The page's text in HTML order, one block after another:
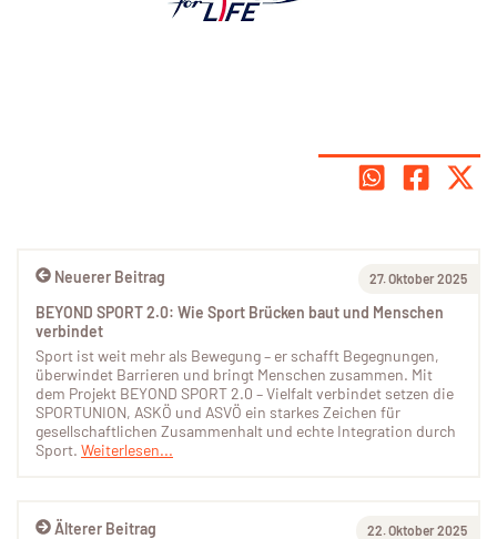
Älterer Beitrag 22. Oktober 2025
Neuerer Beitrag 27. Oktober 2025
BEYOND SPORT 2.0: Wie Sport Brücken baut und Menschen
verbindet
Sport ist weit mehr als Bewegung – er schafft Begegnungen,
überwindet Barrieren und bringt Menschen zusammen. Mit
dem Projekt BEYOND SPORT 2.0 – Vielfalt verbindet setzen die
SPORTUNION, ASKÖ und ASVÖ ein starkes Zeichen für
gesellschaftlichen Zusammenhalt und echte Integration durch
Sport. Weiterlesen...